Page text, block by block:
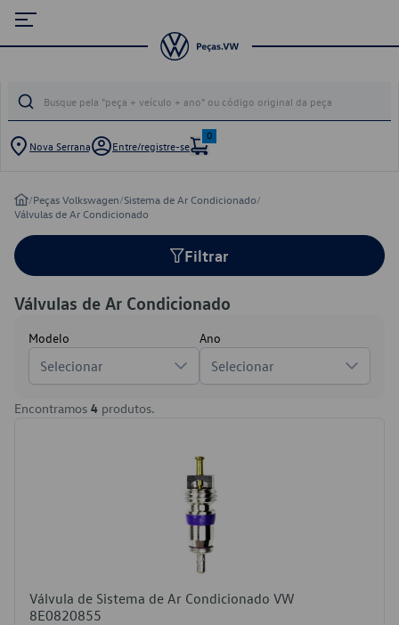
Nova Serrana Entre/registre-se
0
/Peças Volkswagen/Sistema de Ar Condicionado/
Válvulas de Ar Condicionado
Filtrar
Válvulas de Ar Condicionado
Modelo
Selecionar
Ano
Selecionar
Encontramos 4 produtos.
Válvula de Sistema de Ar Condicionado VW
8E0820855